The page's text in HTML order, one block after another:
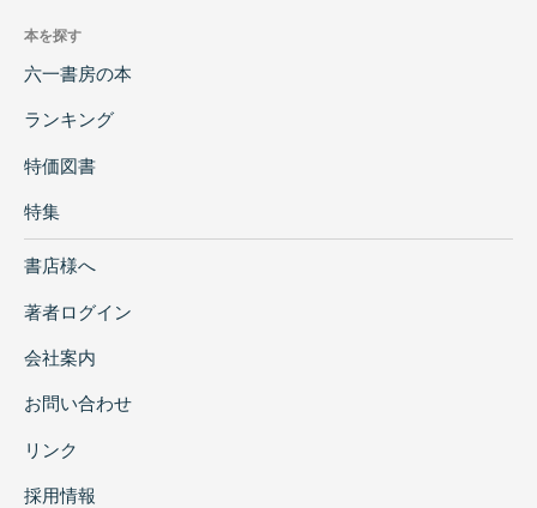
本を探す
六一書房の本
ランキング
特価図書
特集
書店様へ
著者ログイン
会社案内
お問い合わせ
リンク
採用情報